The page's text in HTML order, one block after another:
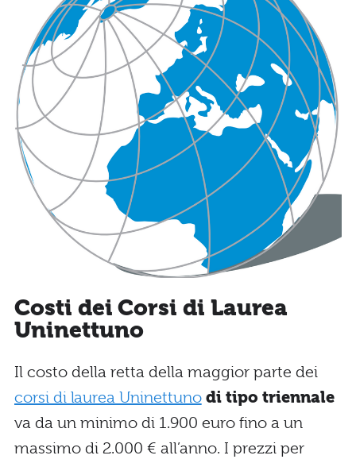
Costi dei Corsi di Laurea
Uninettuno
Il costo della retta della maggior parte dei
corsi di laurea Uninettunodi tipo triennale
va da un minimo di 1.900 euro fino a un
massimo di 2.000 € all’anno. I prezzi per